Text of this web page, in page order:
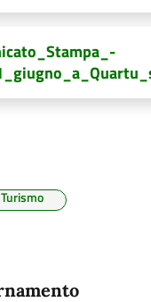
Turismo